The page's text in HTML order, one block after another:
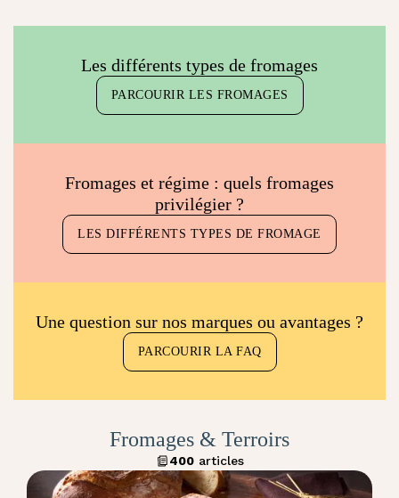
Les différents types de fromages
PARCOURIR LES FROMAGES
Fromages et régime : quels fromages
privilégier ?
LES DIFFÉRENTS TYPES DE FROMAGE
Une question sur nos marques ou avantages ?
PARCOURIR LA FAQ
Fromages & Terroirs
400articles